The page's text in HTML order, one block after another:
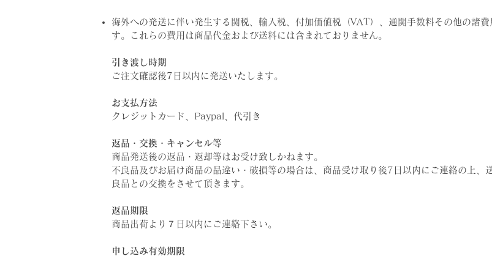
海外への発送に伴い発生する関税、輸入税、付加価値税（VAT）、通関手数料その他の諸
す。これらの費用は商品代金および送料には含まれておりません。
引き渡し時期
ご注文確認後7日以内に発送いたします。
お支払方法
クレジットカード、Paypal、 代引き
返品・交換・キャンセル等
商品発送後の返品・返却等はお受け致しかねます。
不良品及びお届け商品の品違い・破損等の場合は、商品受け取り後7日以内にご連絡の上、
良品との交換をさせて頂きます。
返品期限
商品出荷より７日以内にご連絡下さい。
申し込み有効期限